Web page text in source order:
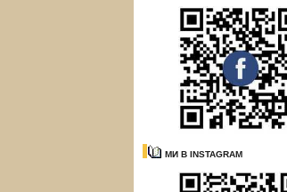
МИ В INSTAGRAM